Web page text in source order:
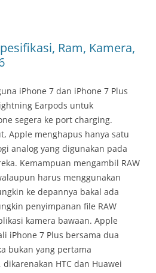
Ram, Kamera,
iPhone 7 dan iPhone 7 Plus
Earpods untuk
segera ke port charging.
Apple menghapus hanya satu
analog yang digunakan pada
Kemampuan mengambil RAW
harus menggunakan
ke depannya bakal ada
penyimpanan file RAW
kamera bawaan. Apple
iPhone 7 Plus bersama dua
bukan yang pertama
HTC dan Huawei